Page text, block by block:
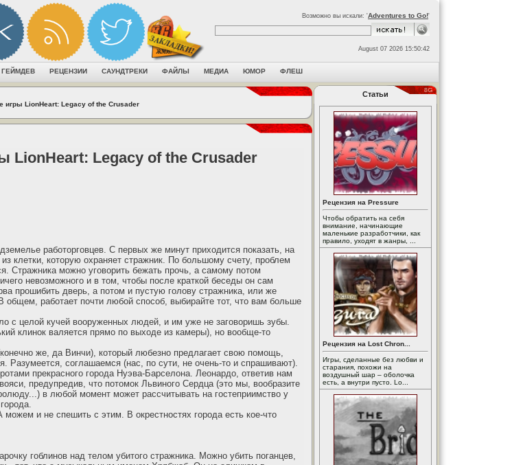
Возможно вы искали: 'Adventures to Go!'
August 07 2026 15:50:42
ГЕЙМДЕВ РЕЦЕНЗИИ САУНДТРЕКИ ФАЙЛЫ МЕДИА ЮМОР ФЛЕШ
игры LionHeart: Legacy of the Crusader
LionHeart: Legacy of the Crusader
работорговцев. С первых же минут приходится показать, на
клетки, которую охраняет стражник. По большому счету, проблем
Стражника можно уговорить бежать прочь, а самому потом
невозможного и в том, чтобы после краткой беседы он сам
прошибить дверь, а потом и пустую голову стражника, или же
общем, работает почти любой способ, выбирайте тот, что вам больше
с целой кучей вооруженных людей, и им уже не заговоришь зубы.
клинок валяется прямо по выходе из камеры), но вообще-то
же, да Винчи), который любезно предлагает свою помощь,
Разумеется, соглашаемся (нас, по сути, не очень-то и спрашивают).
прекрасного города Нуэва-Барселона. Леонардо, ответив нам
предупредив, что потомок Львиного Сердца (это мы, вообразите
в любой момент может рассчитывать на гостеприимство у
и не спешить с этим. В окрестностях города есть кое-что
гоблинов над телом убитого стражника. Можно убить поганцев,
Статьи
Рецензия на Pressure
Чтобы обратить на себя
внимание, начинающие
маленькие разработчики, как
правило, уходят в жанры, ...
Рецензия на Lost Chron...
Игры, сделанные без любви и
старания, похожи на
воздушный шар – оболочка
есть, а внутри пусто. Lo...